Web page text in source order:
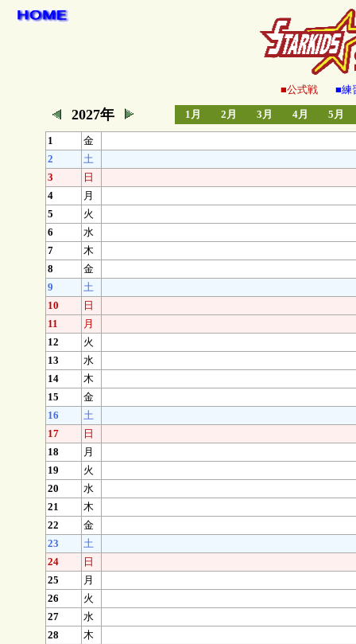
■公式戦 ■練
2027年 1月 2月 3月 4月 5月
1
金
2
土
3
日
4
月
5
火
6
水
7
木
8
金
9
土
10
日
11
月
12
火
13
水
14
木
15
金
16
土
17
日
18
月
19
火
20
水
21
木
22
金
23
土
24
日
25
月
26
火
27
水
28
木